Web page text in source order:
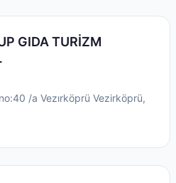
GIDA TURİZM
/a Vezırköprü Vezirköprü,